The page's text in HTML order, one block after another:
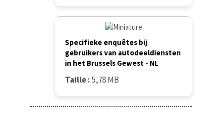
Specifieke enquêtes bij
gebruikers van autodeeldiensten
in het Brussels Gewest - NL
Taille :5,78 MB